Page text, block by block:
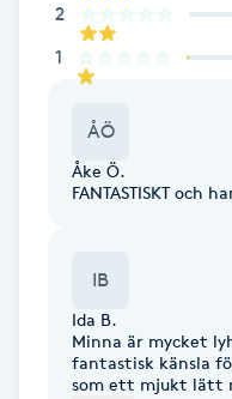
Face framing
Fettreducering
Fibromassage
2
1
ÅÖ
Åke Ö.
FANTASTISKT och
IB
Ida B.
Minna är mycket
fantastisk känsla
som ett mjukt lätt